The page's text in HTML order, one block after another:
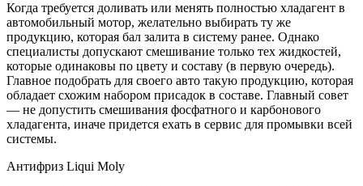
Когда требуется доливать или менять полностью хладагент в
автомобильный мотор, желательно выбирать ту же
продукцию, которая бал залита в систему ранее. Однако
специалисты допускают смешивание только тех жидкостей,
которые одинаковы по цвету и составу (в первую очередь).
Главное подобрать для своего авто такую продукцию, которая
обладает схожим набором присадок в составе. Главный совет
— не допустить смешивания фосфатного и карбонового
хладагента, иначе придется ехать в сервис для промывки всей
системы.
Антифриз Liqui Moly